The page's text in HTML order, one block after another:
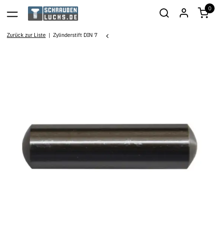
0
Zurück zur Liste Zylinderstift DIN 7